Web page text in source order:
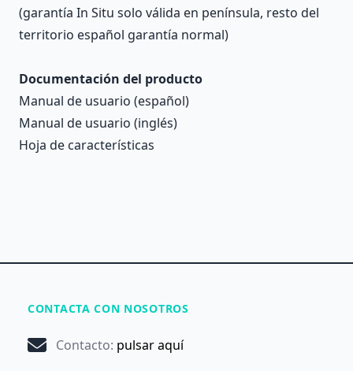
(garantía In Situ solo válida en península, resto del
territorio español garantía normal)
Documentación del producto
Manual de usuario (español)
Manual de usuario (inglés)
Hoja de características
CONTACTA CON NOSOTROS
Contacto: pulsar aquí